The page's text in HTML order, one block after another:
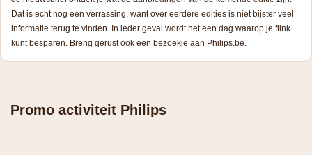
Dat is echt nog een verrassing, want over eerdere edities is niet bijster veel
informatie terug te vinden. In ieder geval wordt het een dag waarop je flink
kunt besparen. Breng gerust ook een bezoekje aan Philips.be.
Promo activiteit Philips